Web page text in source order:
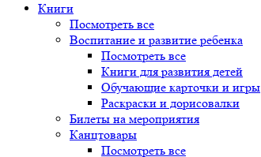
Книги
Посмотреть все
Воспитание и развитие ребенка
Посмотреть все
Книги для развития детей
Обучающие карточки и игры
Раскраски и дорисовалки
Билеты на мероприятия
Канцтовары
Посмотреть все